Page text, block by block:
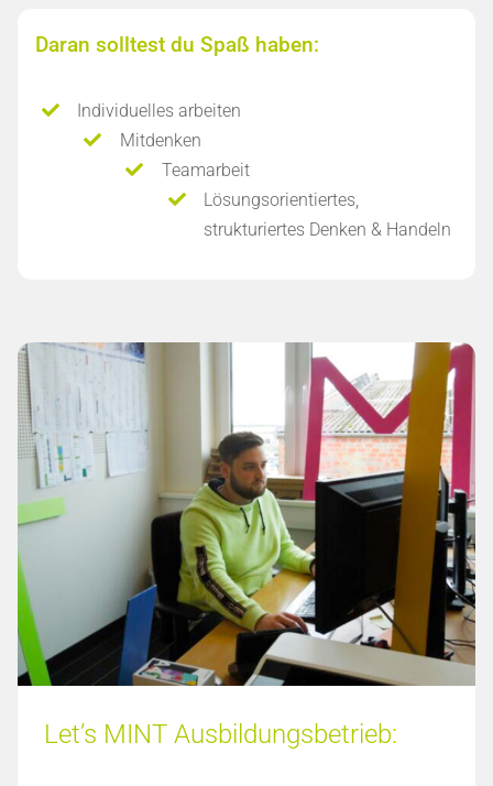
Daran solltest du Spaß haben:
Individuelles arbeiten
Mitdenken
Teamarbeit
Lösungsorientiertes,
strukturiertes Denken & Handeln
Let’s MINT Ausbildungsbetrieb: